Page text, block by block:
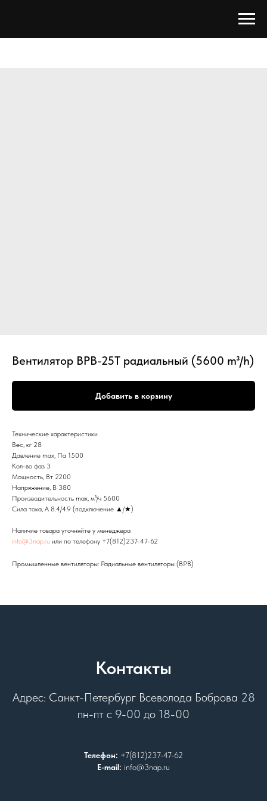
Вентилятор ВРВ-25Т радиальный (5600 m³/h)
Добавить в корзину
Технические характеристики
Вес, кг 28
Давление max, Па 1500
Кол-во фаз 3
Мощность, Вт 2200
Напряжение, В 380
Производительность max, м³/ч 5600
Сила тока, А 8.4/4.9 (подключение ▲/★)
Наличие товара уточняйте у менеджера
info@3nap.ru или по телефону +7(812)237-47-62
Промышленные вентиляторы: Радиальные вентиляторы (ВРВ)
Контакты
Адрес: Санкт-Петербург Всеволода Боброва 28
пн-пт с 9-00 до 18-00
Телефон: +7(812)237-47-62
E-mail: info@3nap.ru